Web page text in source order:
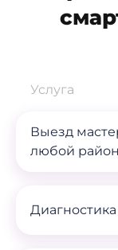
Услуга
Выезд
любой